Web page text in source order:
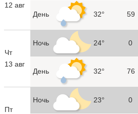
12 авг
День 32° 59
Чт
13 авг
Ночь 24° 0
День 32° 76
Пт
Ночь 23° 0